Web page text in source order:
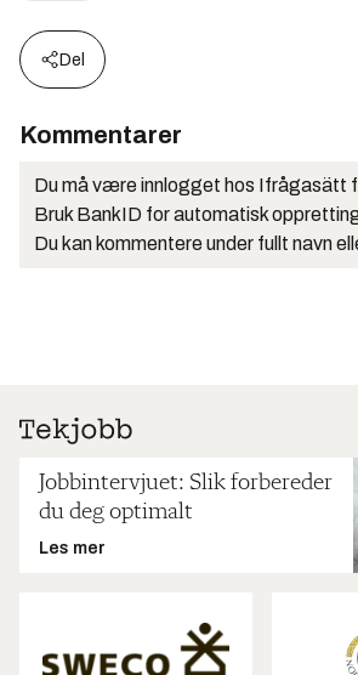
Del
Kommentarer
Du må være innlogget hos Ifrågasätt
Bruk BankID for automatisk
Du kan kommentere under fullt navn
Jobbintervjuet: Slik forbereder
du deg optimalt
Les mer